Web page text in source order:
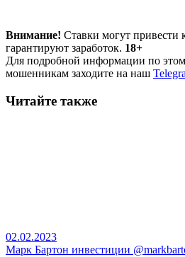
Внимание! Ставки могут привести
гарантируют заработок. 18+
Для подробной информации по
мошенникам заходите на наш
Читайте также
02.02.2023
Марк Бартон инвестиции